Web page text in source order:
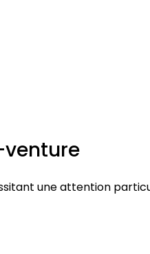
venture
une attention